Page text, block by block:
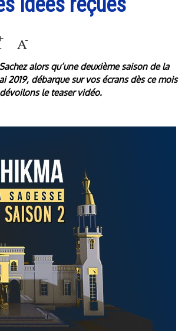
alors qu’une deuxième saison de la
2019, débarque sur vos écrans dès ce mois
le teaser vidéo.